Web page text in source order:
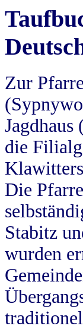
Zur
die
Die
Stabitz
wurden